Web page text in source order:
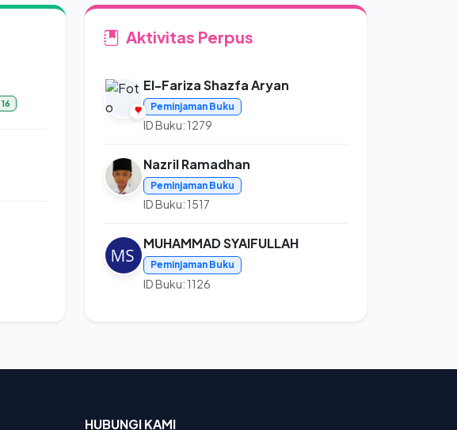
Aktivitas Perpus
El-Fariza Shazfa Aryan
Peminjaman Buku
ID Buku: 1279
Nazril Ramadhan
Peminjaman Buku
ID Buku: 1517
MUHAMMAD SYAIFULLAH
Peminjaman Buku
ID Buku: 1126
HUBUNGI KAMI